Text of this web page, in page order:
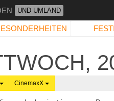
UND UMLAND
CinemaxX